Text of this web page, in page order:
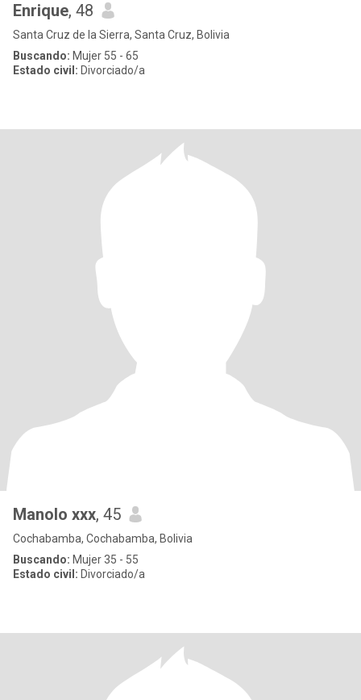
Enrique, 48
Santa Cruz de la Sierra, Santa Cruz, Bolivia
Buscando: Mujer 55 - 65
Estado civil: Divorciado/a
Manolo xxx, 45
Cochabamba, Cochabamba, Bolivia
Buscando: Mujer 35 - 55
Estado civil: Divorciado/a